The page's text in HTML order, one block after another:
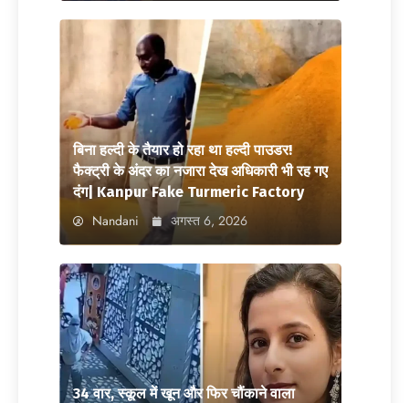
बिना हल्दी के तैयार हो रहा था हल्दी पाउडर!
फैक्ट्री के अंदर का नजारा देख अधिकारी भी रह गए
दंग| Kanpur Fake Turmeric Factory
Nandani अगस्त 6, 2026
34 वार, स्कूल में खून और फिर चौंकाने वाला